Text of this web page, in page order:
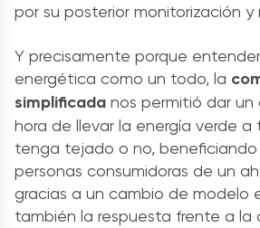
por su posterior monitorización
Y precisamente porque
energética como un todo, la
simplificada nos permitió dar un
hora de llevar la energía verde a
tenga tejado o no,
personas consumidoras de un
gracias a un cambio de modelo
también la respuesta frente a la